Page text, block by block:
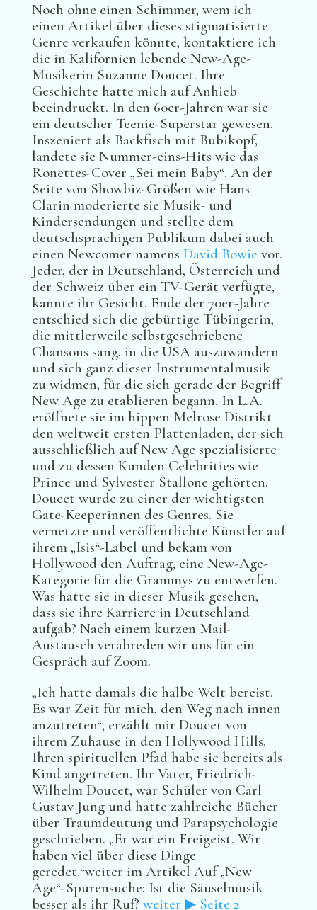
Noch ohne einen Schimmer, wem ich
einen Artikel über dieses stigmatisierte
Genre verkaufen könnte, kontaktiere ich
die in Kalifornien lebende New-Age-
Musikerin Suzanne Doucet. Ihre
Geschichte hatte mich auf Anhieb
beeindruckt. In den 60er-Jahren war sie
ein deutscher Teenie-Superstar gewesen.
Inszeniert als Backfisch mit Bubikopf,
landete sie Nummer-eins-Hits wie das
Ronettes-Cover „Sei mein Baby“. An der
Seite von Showbiz-Größen wie Hans
Clarin moderierte sie Musik- und
Kindersendungen und stellte dem
deutschsprachigen Publikum dabei auch
einen Newcomer namens David Bowie vor.
Jeder, der in Deutschland, Österreich und
der Schweiz über ein TV-Gerät verfügte,
kannte ihr Gesicht. Ende der 70er-Jahre
entschied sich die gebürtige Tübingerin,
die mittlerweile selbstgeschriebene
Chansons sang, in die USA auszuwandern
und sich ganz dieser Instrumentalmusik
zu widmen, für die sich gerade der Begriff
New Age zu etablieren begann. In L.A.
eröffnete sie im hippen Melrose Distrikt
den weltweit ersten Plattenladen, der sich
ausschließlich auf New Age spezialisierte
und zu dessen Kunden Celebrities wie
Prince und Sylvester Stallone gehörten.
Doucet wurde zu einer der wichtigsten
Gate-Keeperinnen des Genres. Sie
vernetzte und veröffentlichte Künstler auf
ihrem „Isis“-Label und bekam von
Hollywood den Auftrag, eine New-Age-
Kategorie für die Grammys zu entwerfen.
Was hatte sie in dieser Musik gesehen,
dass sie ihre Karriere in Deutschland
aufgab? Nach einem kurzen Mail-
Austausch verabreden wir uns für ein
Gespräch auf Zoom.
„Ich hatte damals die halbe Welt bereist.
Es war Zeit für mich, den Weg nach innen
anzutreten“, erzählt mir Doucet von
ihrem Zuhause in den Hollywood Hills.
Ihren spirituellen Pfad habe sie bereits als
Kind angetreten. Ihr Vater, Friedrich-
Wilhelm Doucet, war Schüler von Carl
Gustav Jung und hatte zahlreiche Bücher
über Traumdeutung und Parapsychologie
geschrieben. „Er war ein Freigeist. Wir
haben viel über diese Dinge
geredet.“weiter im Artikel Auf „New
Age“-Spurensuche: Ist die Säuselmusik
besser als ihr Ruf? weiter ▶ Seite 2